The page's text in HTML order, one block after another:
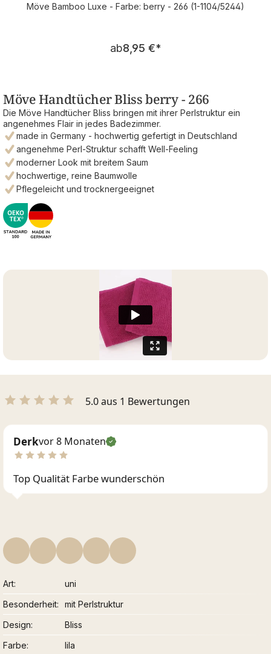
Möve Bamboo Luxe - Farbe: berry - 266 (1-1104/5244)
Regulärer Preis:
ab8,95 €*
Möve Handtücher Bliss berry - 266
Die Möve Handtücher Bliss bringen mit ihrer Perlstruktur ein
angenehmes Flair in jedes Badezimmer.
made in Germany - hochwertig gefertigt in Deutschland
angenehme Perl-Struktur schafft Well-Feeling
moderner Look mit breitem Saum
hochwertige, reine Baumwolle
Pflegeleicht und trocknergeeignet
5.0 aus 1 Bewertungen
Derkvor 8 Monaten
Top Qualität Farbe wunderschön
Art
uni
Besonderheit
mit Perlstruktur
Design
Bliss
Farbe
lila